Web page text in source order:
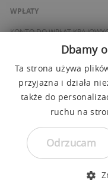
WPŁATY
KONTO DO WPŁAT
69 1050 1139 1000 0090
KONTO DO WPŁAT SPOZA
BANK ING
PL 27 1050 1139 1000 0090
SWIFT: INGBPLPW
OBSŁUGUJEMY PŁATNOŚCI
Dbamy
Ta strona używa
przyjazna i działa
także do
ruchu na
Odrzucam